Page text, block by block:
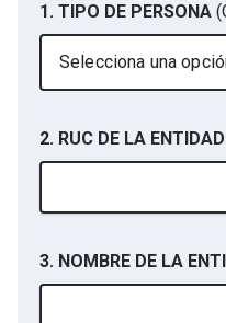
1. TIPO DE PERSONA
Selecciona una
2. RUC DE LA ENTIDAD
3. NOMBRE DE LA